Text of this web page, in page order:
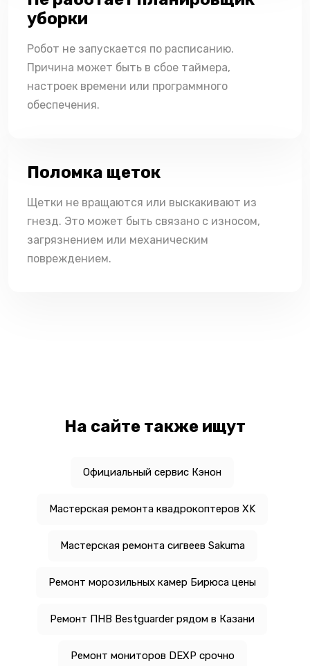
уборки
Робот не запускается по расписанию.
Причина может быть в сбое таймера,
настроек времени или программного
обеспечения.
Поломка щеток
Щетки не вращаются или выскакивают из
гнезд. Это может быть связано с износом,
загрязнением или механическим
повреждением.
На сайте также ищут
Официальный сервис Кэнон
Мастерская ремонта квадрокоптеров XK
Мастерская ремонта сигвеев Sakuma
Ремонт морозильных камер Бирюса цены
Ремонт ПНВ Bestguarder рядом в Казани
Ремонт мониторов DEXP срочно